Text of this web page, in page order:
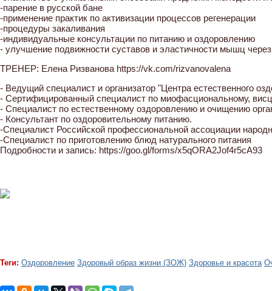
-парение в русской бане
-применение практик по активизации процессов регенерации
-процедуры закаливания
-индивидуальные консультации по питанию и оздоровлению
- улучшение подвижности суставов и эластичности мышц
ТРЕНЕР: Елена Ризванова https://vk.com/rizvanovalena
- Ведущий специалист и организатор "Центра естественного
- Сертифицированный специалист по миофасциональному,
- Специалист по естественному оздоровлению и очищению
- Консультант по оздоровительному питанию.
-Специалист Российской профессиональной ассоциации
-Специалист по приготовлению блюд натурального питания
Подробности и запись: https://goo.gl/forms/x5qORA2Jof4r5cA93
Теги: Оздоровление Здоровый образ жизни (ЗОЖ) Здоровье и красота